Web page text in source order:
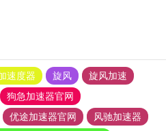
速度器 旋风
旋风加速
狗急加速器官网
优途加速器官网
风驰加速器